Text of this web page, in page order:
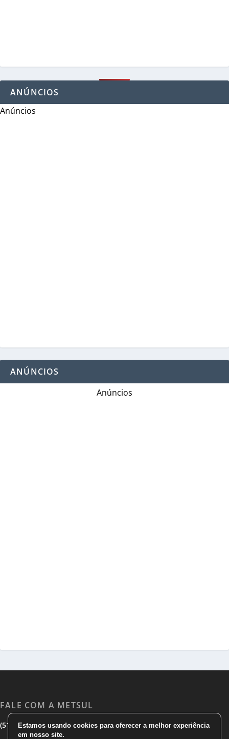
ANÚNCIOS
Anúncios
ANÚNCIOS
Anúncios
FALE COM A METSUL
(51) 3533 1983|(51)3785 7752| comercial@metsul.com
Estamos usando cookies para oferecer a melhor experiência
em nosso site.